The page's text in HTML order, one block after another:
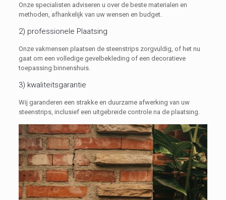
Onze specialisten adviseren u over de beste materialen en
methoden, afhankelijk van uw wensen en budget.
2) professionele Plaatsing
Onze vakmensen plaatsen de steenstrips zorgvuldig, of het nu
gaat om een volledige gevelbekleding of een decoratieve
toepassing binnenshuis.
3) kwaliteitsgarantie
Wij garanderen een strakke en duurzame afwerking van uw
steenstrips, inclusief een uitgebreide controle na de plaatsing.